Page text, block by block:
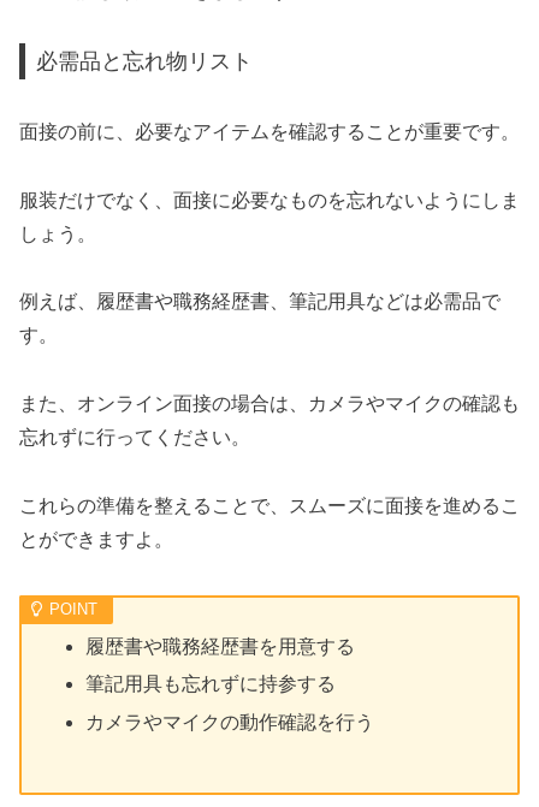
必需品と忘れ物リスト
面接の前に、必要なアイテムを確認することが重要です。
服装だけでなく、面接に必要なものを忘れないようにしま
しょう。
例えば、履歴書や職務経歴書、筆記用具などは必需品で
す。
また、オンライン面接の場合は、カメラやマイクの確認も
忘れずに行ってください。
これらの準備を整えることで、スムーズに面接を進めるこ
とができますよ。
履歴書や職務経歴書を用意する
筆記用具も忘れずに持参する
カメラやマイクの動作確認を行う